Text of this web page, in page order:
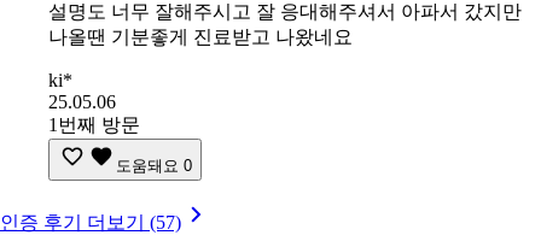
설명도 너무 잘해주시고 잘 응대해주셔서 아파서 갔지만
나올땐 기분좋게 진료받고 나왔네요
ki*
25.05.06
1번째 방문
도움돼요 0
인증 후기 더보기 (57)